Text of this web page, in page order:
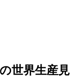
世界生産見